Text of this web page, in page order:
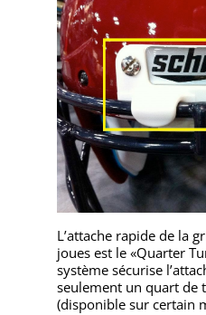
L’attache rapide de la
joues est le «Quarter
système sécurise
seulement un quart de
(disponible sur certain